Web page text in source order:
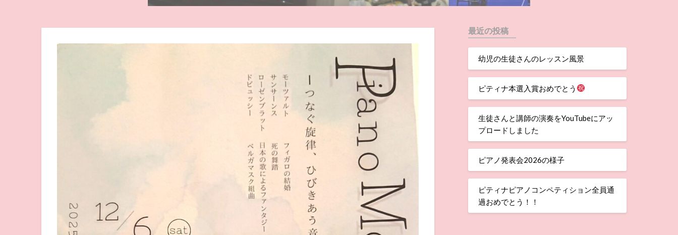
最近の投稿
幼児の生徒さんのレッスン風景
ピティナ本選入賞おめでとう
生徒さんと講師の演奏をYouTubeにアッ
プロードしました
ピアノ発表会2026の様子
ピティナピアノコンペティション全員通
過おめでとう！！